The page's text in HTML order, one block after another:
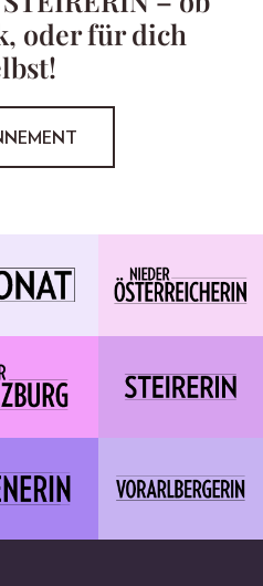
oder für dich